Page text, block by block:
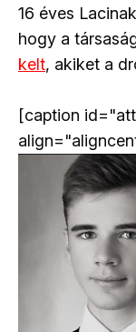
16 éves
hogy a
kelt, akiket a
[caption